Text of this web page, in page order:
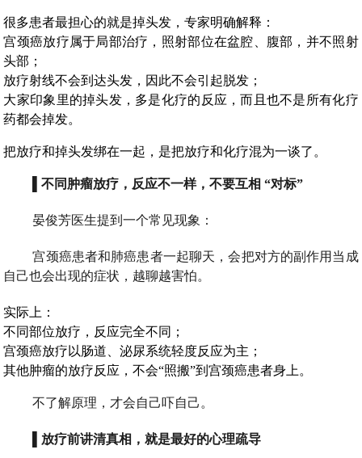
很多患者最担心的就是掉头发，专家明确解释：
宫颈癌放疗属于局部治疗，照射部位在盆腔、腹部，并不照射
头部；
放疗射线不会到达头发，因此不会引起脱发；
大家印象里的掉头发，多是化疗的反应，而且也不是所有化疗
药都会掉发。
把放疗和掉头发绑在一起，是把放疗和化疗混为一谈了。
▌不同肿瘤放疗，反应不一样，不要互相 “对标”
晏俊芳医生提到一个常见现象：
宫颈癌患者和肺癌患者一起聊天，会把对方的副作用当成
自己也会出现的症状，越聊越害怕。
实际上：
不同部位放疗，反应完全不同；
宫颈癌放疗以肠道、泌尿系统轻度反应为主；
其他肿瘤的放疗反应，不会“照搬”到宫颈癌患者身上。
不了解原理，才会自己吓自己。
▌放疗前讲清真相，就是最好的心理疏导